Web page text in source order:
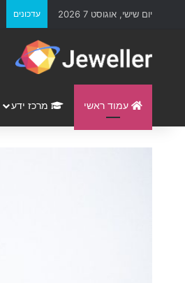
יום שישי, אוגוסט 7 2026 עדכונים
עמוד ראשי מרכז ידע